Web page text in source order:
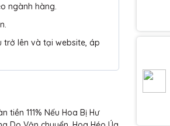
ngành hàng.
trở lên và tại website, áp
tiền 111% Nếu Hoa Bị Hư